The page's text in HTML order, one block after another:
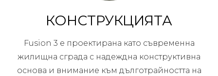
КОНСТРУКЦИЯТА
Fusion 3 е проектирана като съвременна
жилищна сграда с надеждна конструктивна
основа и внимание към дълготрайността на